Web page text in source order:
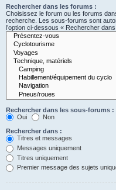
Rechercher dans les forums :
Choisissez le forum ou les forums
recherche. Les sous-forums sont
l’option ci-dessous « Rechercher
Rechercher dans les sous-forums :
Oui
Non
Rechercher dans :
Titres et messages
Messages uniquement
Titres uniquement
Premier message des sujets